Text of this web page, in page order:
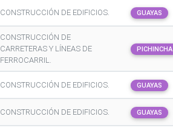
CONSTRUCCIÓN DE EDIFICIOS. GUAYAS
CONSTRUCCIÓN DE
CARRETERAS Y LÍNEAS DE
FERROCARRIL.
PICHINCHA
CONSTRUCCIÓN DE EDIFICIOS. GUAYAS
CONSTRUCCIÓN DE EDIFICIOS. GUAYAS